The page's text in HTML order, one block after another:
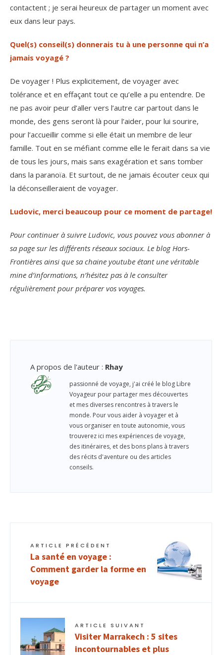
contactent ; je serai heureux de partager un moment avec
eux dans leur pays.
Quel(s) conseil(s) donnerais tu à une personne qui n’a
jamais voyagé ?
De voyager ! Plus explicitement, de voyager avec
tolérance et en effaçant tout ce qu’elle a pu entendre. De
ne pas avoir peur d’aller vers l’autre car partout dans le
monde, des gens seront là pour l’aider, pour lui sourire,
pour l’accueillir comme si elle était un membre de leur
famille. Tout en se méfiant comme elle le ferait dans sa vie
de tous les jours, mais sans exagération et sans tomber
dans la paranoïa. Et surtout, de ne jamais écouter ceux qui
la déconseilleraient de voyager.
Ludovic, merci beaucoup pour ce moment de partage!
Pour continuer à suivre Ludovic, vous pouvez vous abonner à
sa page sur les différents réseaux sociaux. Le blog Hors-
Frontières ainsi que sa chaine youtube étant une véritable
mine d’informations, n’hésitez pas à le consulter
régulièrement pour préparer vos voyages.
A propos de l'auteur : Rhay
passionné de voyage, j'ai créé le blog Libre
Voyageur pour partager mes découvertes
et mes diverses rencontres à travers le
monde. Pour vous aider à voyager et à
vous organiser en toute autonomie, vous
trouverez ici mes expériences de voyage,
des itinéraires, et des bons plans à travers
des récits d'aventure ou des articles
conseils.
ARTICLE PRÉCÉDENT
La santé en voyage :
Comment garder la forme en
voyage
ARTICLE SUIVANT
Visiter Marrakech : 5 sites
incontournables et plus